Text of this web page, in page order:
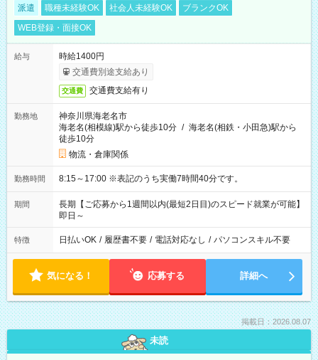
派遣 職種未経験OK 社会人未経験OK
ブランクOK
WEB登録・面接OK
給与
時給1400円
交通費別途支給あり
交通費 交通費支給有り
勤務地
神奈川県海老名市
海老名(相模線)駅から徒歩10分 / 海老名(相鉄・小田急)駅から
徒歩10分
物流・倉庫関係
勤務時間 8:15～17:00 ※表記のうち実働7時間40分です。
期間
長期【ご応募から1週間以内(最短2日目)のスピード就業が可能】
即日～
特徴 日払いOK / 履歴書不要 / 電話対応なし / パソコンスキル不要
気になる！ 応募する 詳細へ
掲載日：2026.08.07
未読